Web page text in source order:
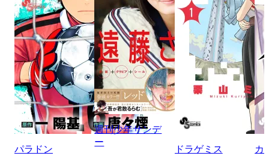
パラドン
週刊少年サンデ
ー
ドラゲミス
カ